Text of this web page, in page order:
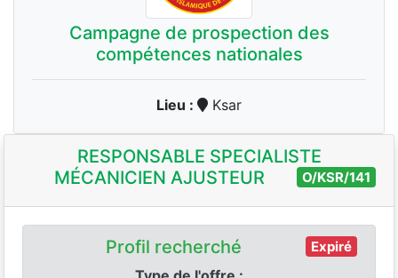
Campagne de prospection des
compétences nationales
Lieu : Ksar
RESPONSABLE SPECIALISTE
MÉCANICIEN AJUSTEUR
O/KSR/141
Profil recherché Expiré